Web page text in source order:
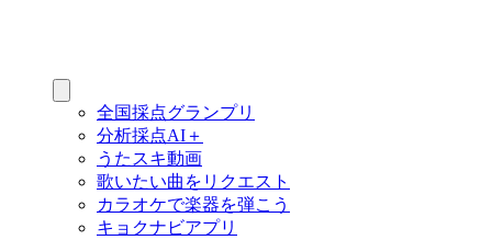
全国採点グランプリ
分析採点AI＋
うたスキ動画
歌いたい曲をリクエスト
カラオケで楽器を弾こう
キョクナビアプリ